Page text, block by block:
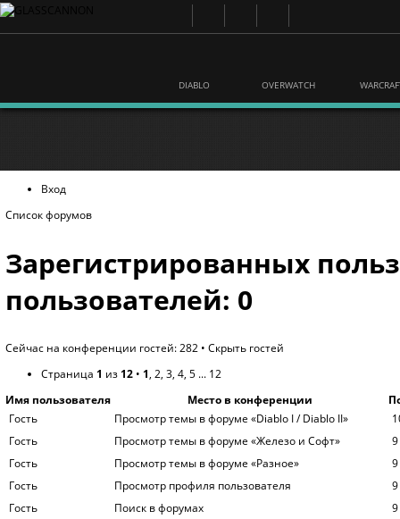
DIABLO OVERWATCH
Вход
Список форумов
Зарегистрированных
пользователей: 0
Сейчас на конференции гостей: 282 • Скрыть гостей
Страница 1 из 12 • 1, 2, 3, 4, 5 ... 12
Имя пользователя
Место в конференции
Гость
Просмотр темы в форуме «Diablo I / Diablo II»
Гость
Просмотр темы в форуме «Железо и Софт»
Гость
Просмотр темы в форуме «Разное»
Гость
Просмотр профиля пользователя
Гость
Поиск в форумах